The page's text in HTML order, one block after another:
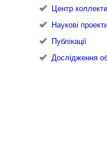
Центр
Наукові
Публікації
Дослідження